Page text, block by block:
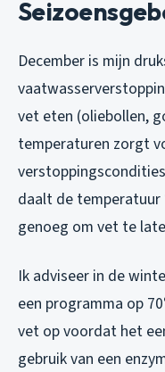
December is mijn
vet eten (oliebollen,
temperaturen zorgt
daalt de temperatuur
genoeg om vet te
Ik adviseer in de
een programma op
vet op voordat het
gebruik van een